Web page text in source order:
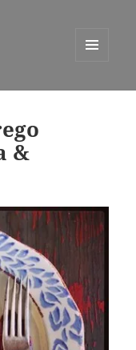
WIDGETS
&